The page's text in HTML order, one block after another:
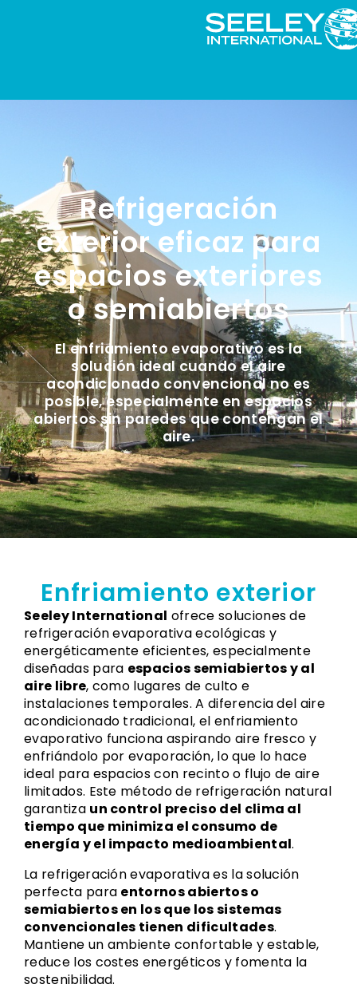
Refrigeración
exterior eficaz para
espacios exteriores
o semiabiertos
El enfriamiento evaporativo es la
solución ideal cuando el aire
acondicionado convencional no es
posible, especialmente en espacios
abiertos sin paredes que contengan el
aire.
Enfriamiento exterior
Seeley International ofrece soluciones de
refrigeración evaporativa ecológicas y
energéticamente eficientes, especialmente
diseñadas para espacios semiabiertos y al
aire libre, como lugares de culto e
instalaciones temporales. A diferencia del aire
acondicionado tradicional, el enfriamiento
evaporativo funciona aspirando aire fresco y
enfriándolo por evaporación, lo que lo hace
ideal para espacios con recinto o flujo de aire
limitados. Este método de refrigeración natural
garantiza un control preciso del clima al
tiempo que minimiza el consumo de
energía y el impacto medioambiental.
La refrigeración evaporativa es la solución
perfecta para entornos abiertos o
semiabiertos en los que los sistemas
convencionales tienen dificultades.
Mantiene un ambiente confortable y estable,
reduce los costes energéticos y fomenta la
sostenibilidad.